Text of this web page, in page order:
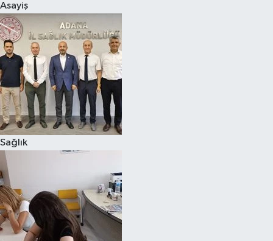
Asayiş
Sağlık